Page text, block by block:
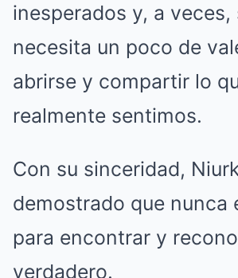
inesperados y, a veces,
necesita un poco de
abrirse y compartir lo
realmente sentimos.
Con su sinceridad,
demostrado que nunca
para encontrar y
verdadero.